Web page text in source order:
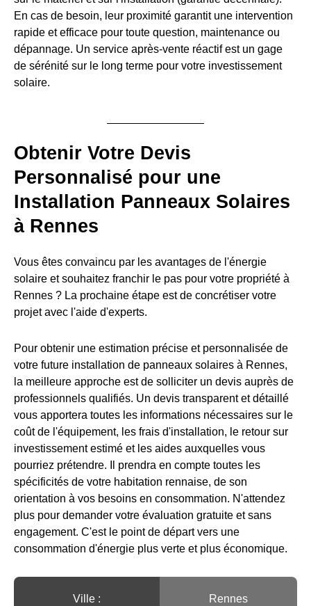
En cas de besoin, leur proximité garantit une intervention
rapide et efficace pour toute question, maintenance ou
dépannage. Un service après-vente réactif est un gage
de sérénité sur le long terme pour votre investissement
solaire.
Obtenir Votre Devis
Personnalisé pour une
Installation Panneaux Solaires
à Rennes
Vous êtes convaincu par les avantages de l'énergie
solaire et souhaitez franchir le pas pour votre propriété à
Rennes ? La prochaine étape est de concrétiser votre
projet avec l'aide d'experts.
Pour obtenir une estimation précise et personnalisée de
votre future installation de panneaux solaires à Rennes,
la meilleure approche est de solliciter un devis auprès de
professionnels qualifiés. Un devis transparent et détaillé
vous apportera toutes les informations nécessaires sur le
coût de l'équipement, les frais d'installation, le retour sur
investissement estimé et les aides auxquelles vous
pourriez prétendre. Il prendra en compte toutes les
spécificités de votre habitation rennaise, de son
orientation à vos besoins en consommation. N'attendez
plus pour demander votre évaluation gratuite et sans
engagement. C'est le point de départ vers une
consommation d'énergie plus verte et plus économique.
Ville :️ Rennes